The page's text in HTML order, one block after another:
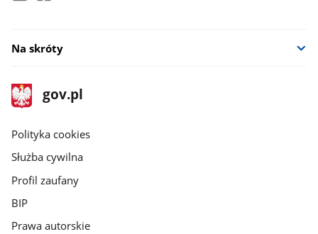
Na skróty
stopka
gov.pl
Strona
gov.pl
gov.pl
Polityka cookies
Służba cywilna
Profil zaufany
BIP
Prawa autorskie